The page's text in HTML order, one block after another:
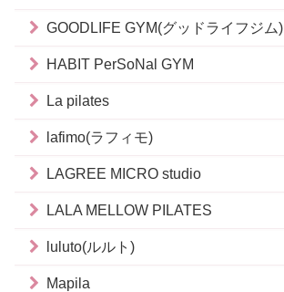
GOODLIFE GYM(グッドライフジム)
HABIT PerSoNal GYM
La pilates
lafimo(ラフィモ)
LAGREE MICRO studio
LALA MELLOW PILATES
luluto(ルルト)
Mapila